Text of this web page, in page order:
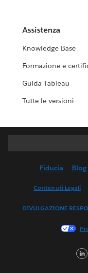
Assistenza
Knowledge Base
Formazione e
Guida Tableau
Tutte le versioni
Fiducia Blog
Contenuti Legali
DIVULGAZIONE